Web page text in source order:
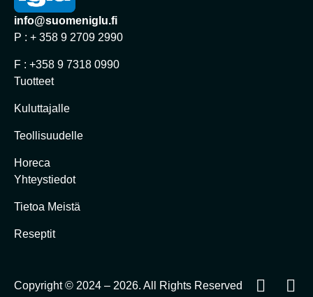
info@suomeniglu.fi
P : + 358 9 2709 2990
F : +358 9 7318 0990
Tuotteet
Kuluttajalle
Teollisuudelle
Horeca
Yhteystiedot
Tietoa Meistä
Reseptit
Copyright © 2024 – 2026. All Rights Reserved